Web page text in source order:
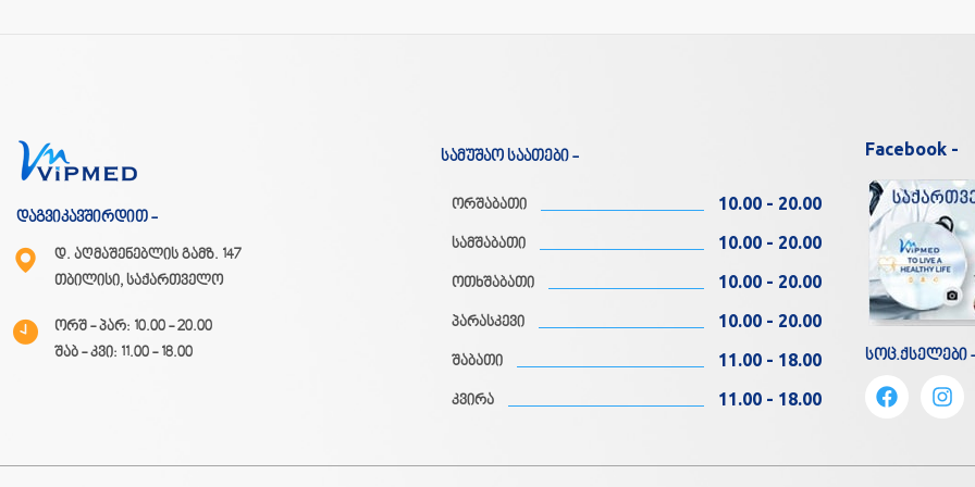
დაგვიკავშირდით -
დ. აღმაშენებლის გამზ. 147
თბილისი, საქართველო
ორშ - პარ: 10.00 - 20.00
შაბ - კვი: 11.00 - 18.00
სამუშაო საათები -
ორშაბათი 10.00 - 20.00
სამშაბათი 10.00 - 20.00
ოთხშაბათი 10.00 - 20.00
პარასკევი 10.00 - 20.00
შაბათი 11.00 - 18.00
კვირა 11.00 - 18.00
Facebook -
სოც.ქსელები -